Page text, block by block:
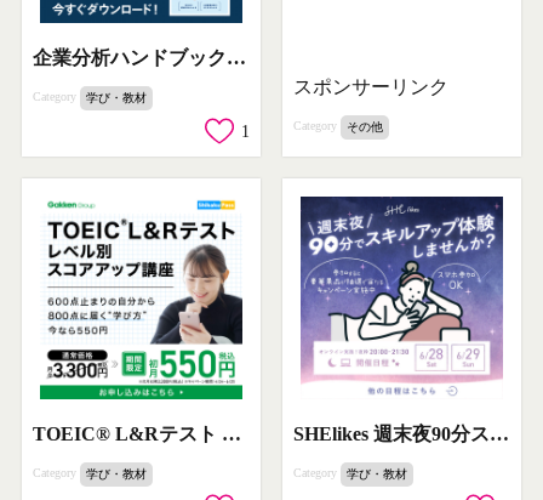
企業分析ハンドブック 経営者・与信管理担当者必見
Category 学び・教材
1
スポンサーリンク
Category その他
TOEIC® L&Rテスト レベル別スコアアップ講座
Category 学び・教材
SHElikes 週末夜90分スキルアップ体験
Category 学び・教材